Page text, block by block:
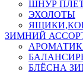
ШНУР
ЭХОЛОТЫ
ЗИМНИЙ
БЛЁСНА